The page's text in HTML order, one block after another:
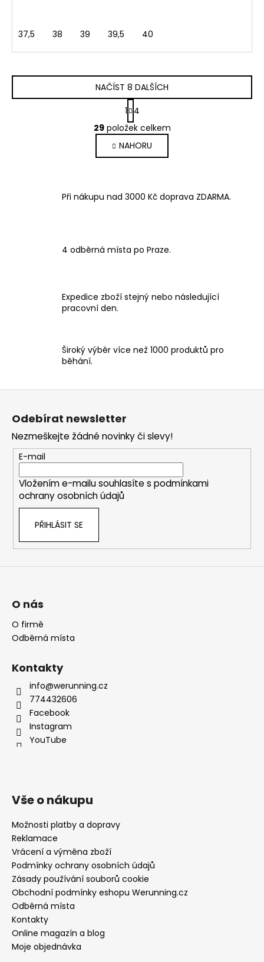
37,5 38 39 39,5 40
O
v
l
á
c
v
v
ý
u
NAČÍST 8 DALŠÍCH
S
t
r
á
n
k
á
n
1
4
29položek celkem
NAHORU
Při nákupu nad 3000 Kč doprava ZDARMA.
4 odběrná místa po Praze.
Expedice zboží stejný nebo následující
pracovní den.
Široký výběr více než 1000 produktů pro
běhání.
Z
Odebírat newsletter
Nezmeškejte žádné novinky či slevy!
E-mail
Vložením e-mailu souhlasíte s podmínkami
ochrany osobních údajů
PŘIHLÁSIT SE
O nás
O firmě
Odběrná místa
Kontakty
info@werunning.cz
774432606
Facebook
Instagram
YouTube
Vše o nákupu
Možnosti platby a dopravy
Reklamace
Vrácení a výměna zboží
Podmínky ochrany osobních údajů
Zásady používání souborů cookie
Obchodní podmínky eshopu Werunning.cz
Odběrná místa
Kontakty
Online magazín a blog
Moje objednávka